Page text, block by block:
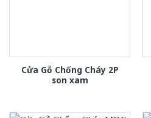
Cửa Gỗ Chống Cháy 2P
son xam